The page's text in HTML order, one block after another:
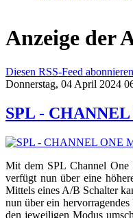
Anzeige der
Diesen RSS-Feed abonnieren
Donnerstag, 04 April 2024
SPL -
Mit dem SPL Channel One
verfügt nun über eine
Mittels eines A/B Schalter
nun über ein
den jeweiligen Modus